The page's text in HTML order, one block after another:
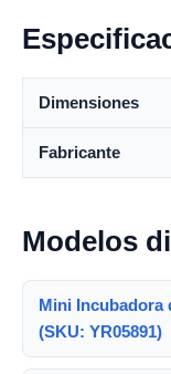
Dimensiones
Fabricante
Modelos
Mini Incubadora
(SKU: YR05891)